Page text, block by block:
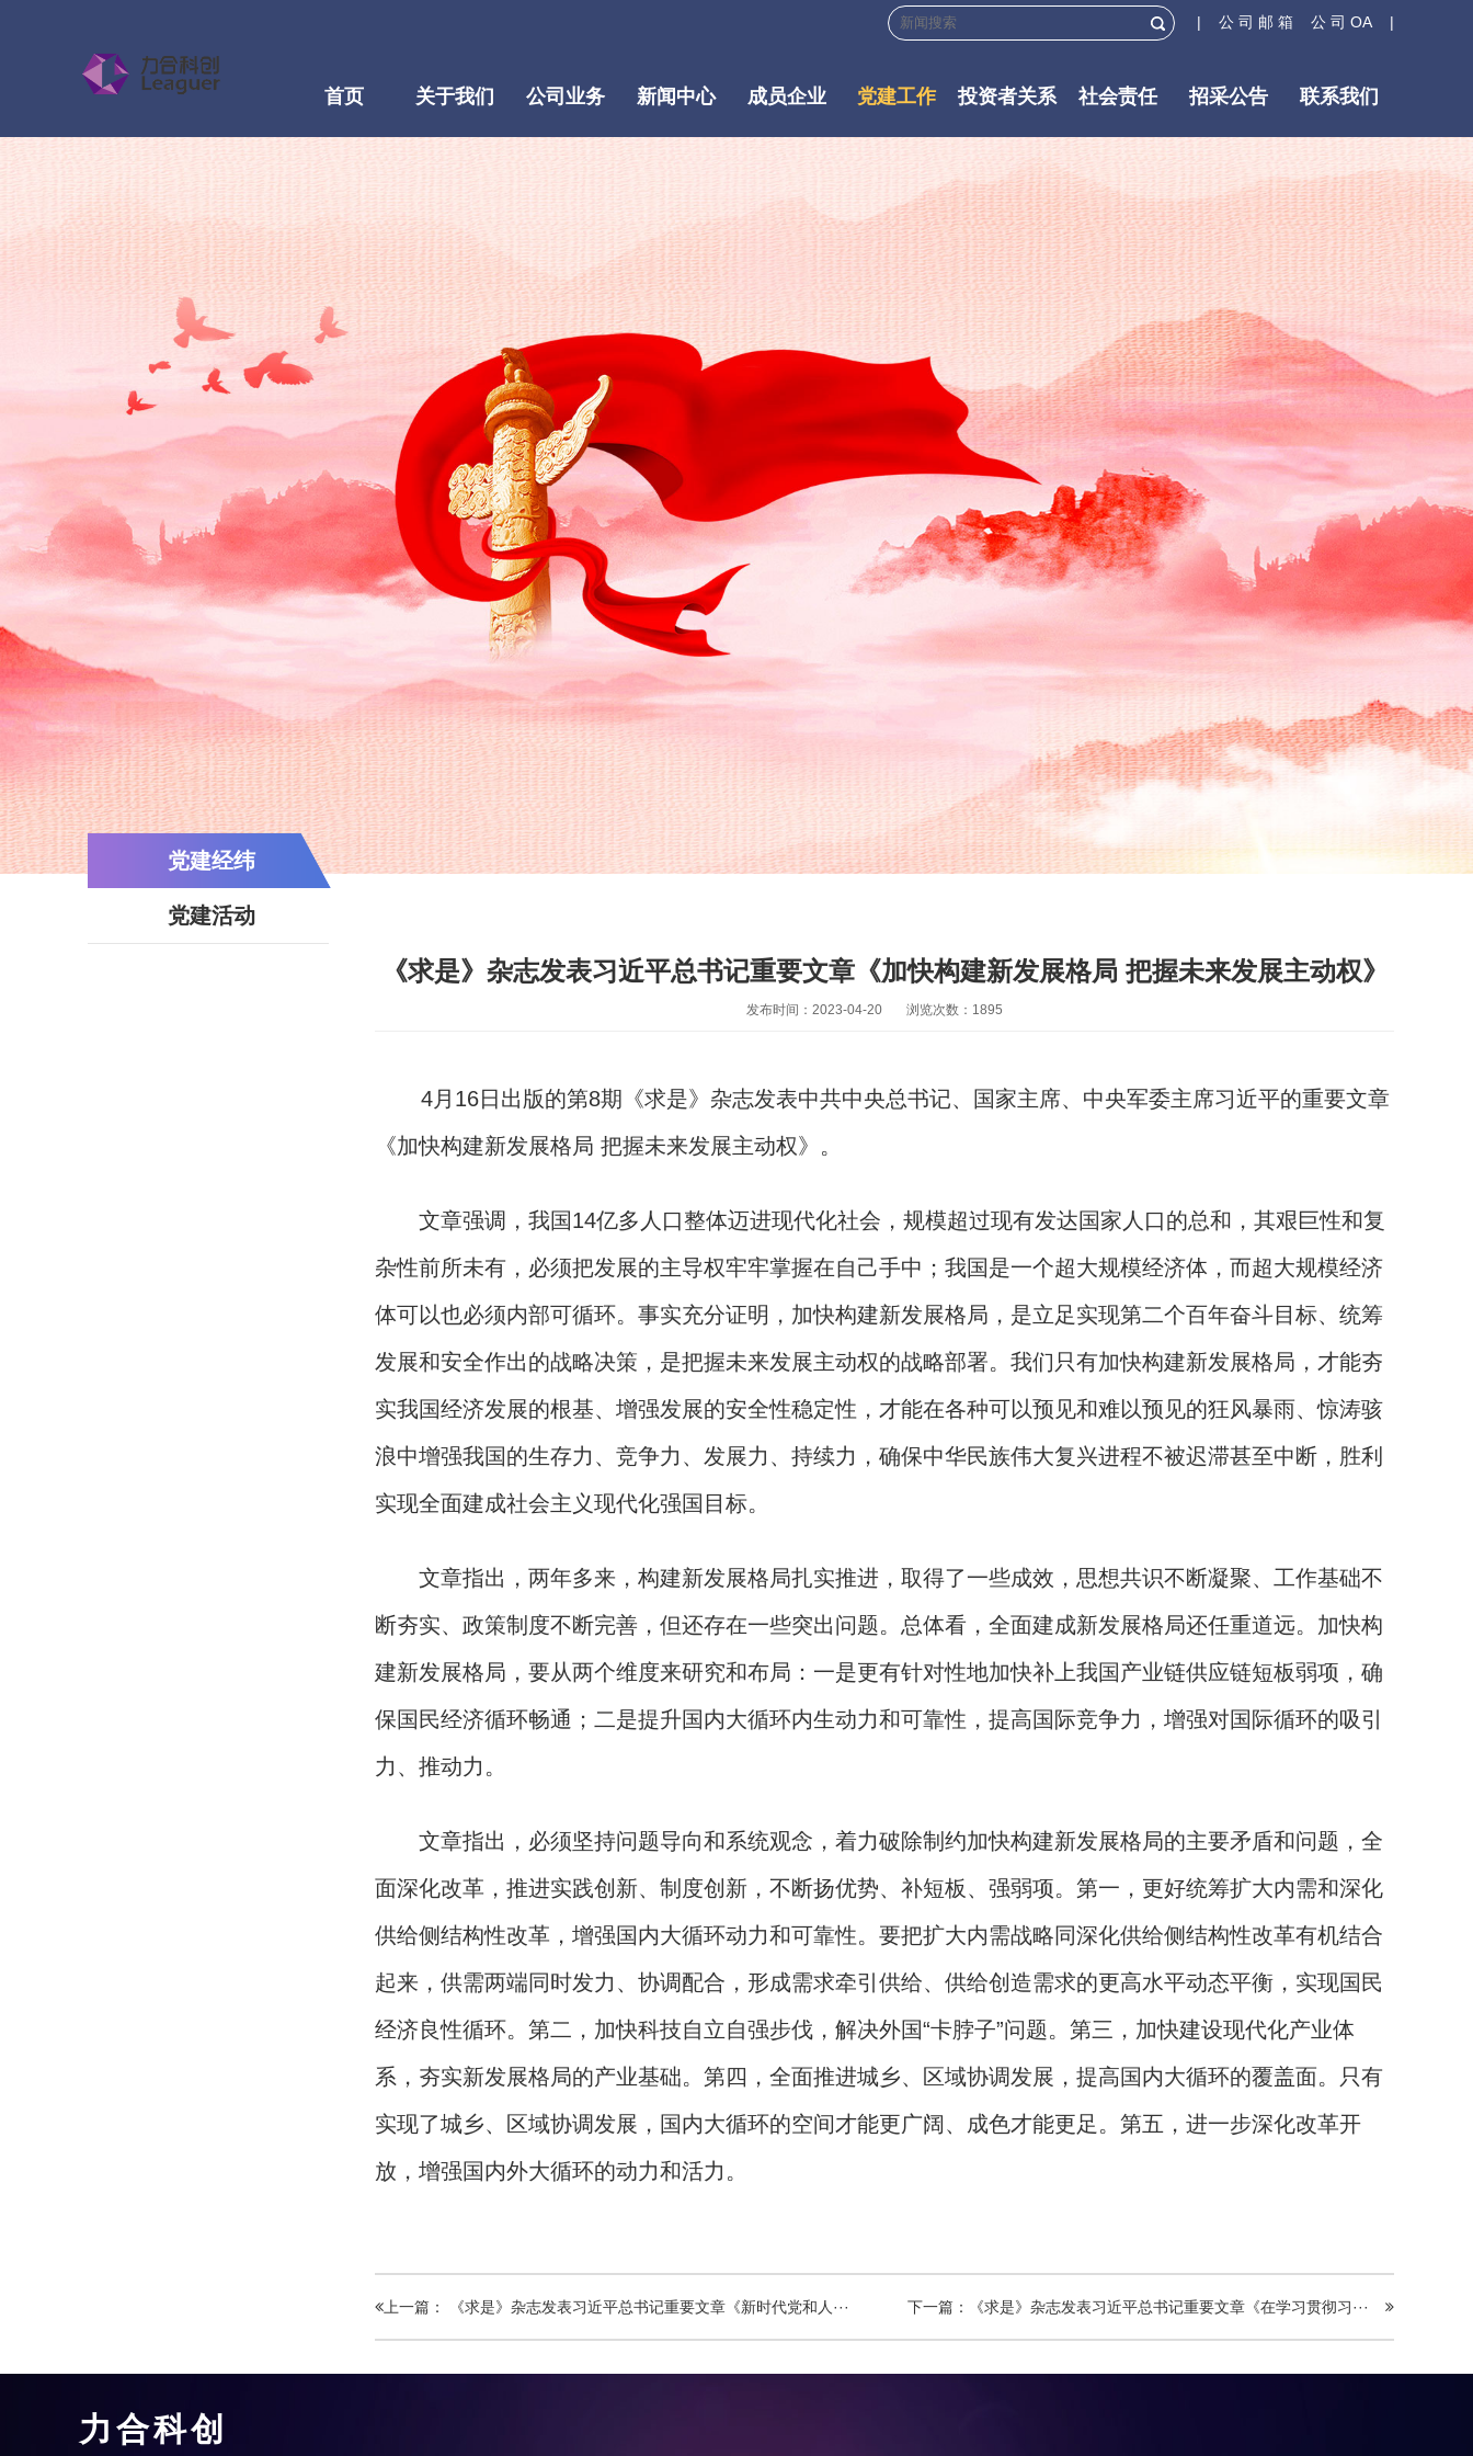
公 司 OA |
| 公 司 邮 箱
首页 关于我们 公司业务 新闻中心 成员企业 党建工作 投资者关系 社会责任 招采公告 联系我们
党建经纬
党建活动
《求是》杂志发表习近平总书记重要文章《加快构建新发展格局 把握未来发展主动权》
发布时间：2023-04-20 浏览次数： 1895
4月16日出版的第8期《求是》杂志发表中共中央总书记、国家主席、中央军委主席习近平的重要文章
《加快构建新发展格局 把握未来发展主动权》。
文章强调，我国14亿多人口整体迈进现代化社会，规模超过现有发达国家人口的总和，其艰巨性和复
杂性前所未有，必须把发展的主导权牢牢掌握在自己手中；我国是一个超大规模经济体，而超大规模经济
体可以也必须内部可循环。事实充分证明，加快构建新发展格局，是立足实现第二个百年奋斗目标、统筹
发展和安全作出的战略决策，是把握未来发展主动权的战略部署。我们只有加快构建新发展格局，才能夯
实我国经济发展的根基、增强发展的安全性稳定性，才能在各种可以预见和难以预见的狂风暴雨、惊涛骇
浪中增强我国的生存力、竞争力、发展力、持续力，确保中华民族伟大复兴进程不被迟滞甚至中断，胜利
实现全面建成社会主义现代化强国目标。
文章指出，两年多来，构建新发展格局扎实推进，取得了一些成效，思想共识不断凝聚、工作基础不
断夯实、政策制度不断完善，但还存在一些突出问题。总体看，全面建成新发展格局还任重道远。加快构
建新发展格局，要从两个维度来研究和布局：一是更有针对性地加快补上我国产业链供应链短板弱项，确
保国民经济循环畅通；二是提升国内大循环内生动力和可靠性，提高国际竞争力，增强对国际循环的吸引
力、推动力。
文章指出，必须坚持问题导向和系统观念，着力破除制约加快构建新发展格局的主要矛盾和问题，全
面深化改革，推进实践创新、制度创新，不断扬优势、补短板、强弱项。第一，更好统筹扩大内需和深化
供给侧结构性改革，增强国内大循环动力和可靠性。要把扩大内需战略同深化供给侧结构性改革有机结合
起来，供需两端同时发力、协调配合，形成需求牵引供给、供给创造需求的更高水平动态平衡，实现国民
经济良性循环。第二，加快科技自立自强步伐，解决外国“卡脖子”问题。第三，加快建设现代化产业体
系，夯实新发展格局的产业基础。第四，全面推进城乡、区域协调发展，提高国内大循环的覆盖面。只有
实现了城乡、区域协调发展，国内大循环的空间才能更广阔、成色才能更足。第五，进一步深化改革开
放，增强国内外大循环的动力和活力。
上一篇： 《求是》杂志发表习近平总书记重要文章《新时代党和人··· 下一篇：《求是》杂志发表习近平总书记重要文章《在学习贯彻习···
力合科创